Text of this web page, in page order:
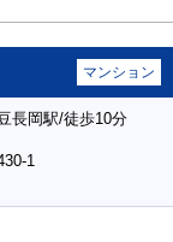
マンション
長岡駅/徒歩10分
1